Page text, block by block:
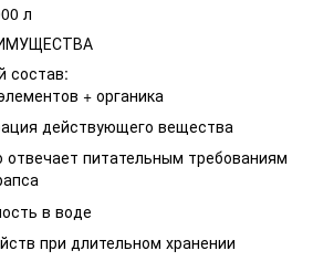
л
состав:
+ органика
действующего вещества
питательным требованиям
в воде
при длительном хранении